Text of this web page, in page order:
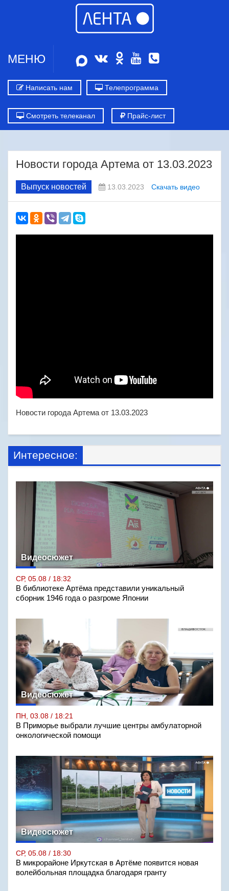
МЕНЮ
Написать нам Телепрограмма
Смотреть телеканал Прайс-лист
Новости города Артема от 13.03.2023
Выпуск новостей 13.03.2023 Скачать видео
Новости города Артема от 13.03.2023
Интересное:
Видеосюжет
СР, 05.08 / 18:32
В библиотеке Артёма представили уникальный
сборник 1946 года о разгроме Японии
Видеосюжет
ПН, 03.08 / 18:21
В Приморье выбрали лучшие центры амбулаторной
онкологической помощи
Видеосюжет
СР, 05.08 / 18:30
В микрорайоне Иркутская в Артёме появится новая
волейбольная площадка благодаря гранту